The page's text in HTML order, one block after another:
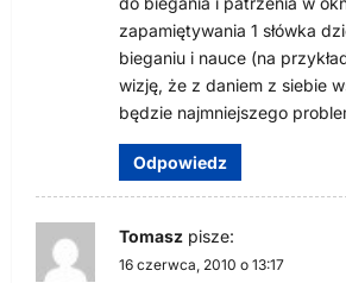
zapamiętywania 1 słówka
bieganiu i nauce (na
wizję, że z daniem z siebie
będzie najmniejszego
Odpowiedz
Tomasz pisze:
16 czerwca, 2010 o 13:17